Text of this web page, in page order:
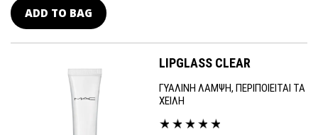
ADD TO BAG
LIPGLASS CLEAR
ΓΥΑΛΙΝΗ ΛΑΜΨΗ, ΠΕΡΙΠΟΙΕΙΤΑΙ ΤΑ
ΧΕΙΛΗ